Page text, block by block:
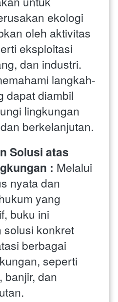
ekologi
oleh aktivitas
eksploitasi
dan industri.
langkah-
dapat diambil
lingkungan
berkelanjutan.
Solusi atas
: Melalui
nyata dan
yang
buku ini
solusi konkret
berbagai
seperti
banjir, dan